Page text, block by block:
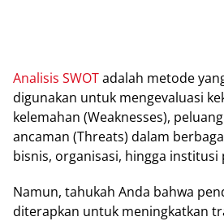
Analisis SWOTadalah metode
digunakan untuk mengevaluasi
kelemahan (Weaknesses),
ancaman (Threats) dalam
bisnis, organisasi, hingga institusi
Namun, tahukah Anda bahwa
diterapkan untuk meningkatkan